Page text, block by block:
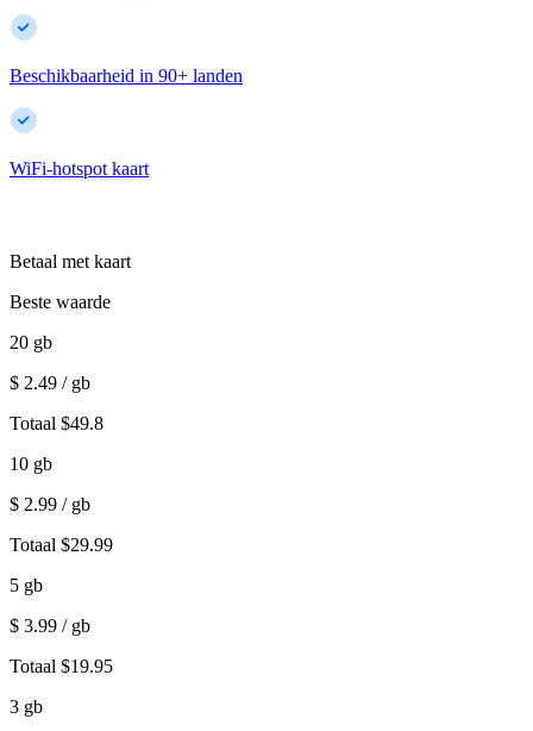
Beschikbaarheid in 90+ landen
WiFi-hotspot kaart
Betaal met kaart
Beste waarde
20 gb
$ 2.49 / gb
Totaal $49.8
10 gb
$ 2.99 / gb
Totaal $29.99
5 gb
$ 3.99 / gb
Totaal $19.95
3 gb